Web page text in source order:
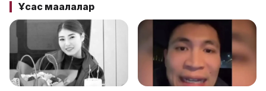
Ұқсас мақалалар